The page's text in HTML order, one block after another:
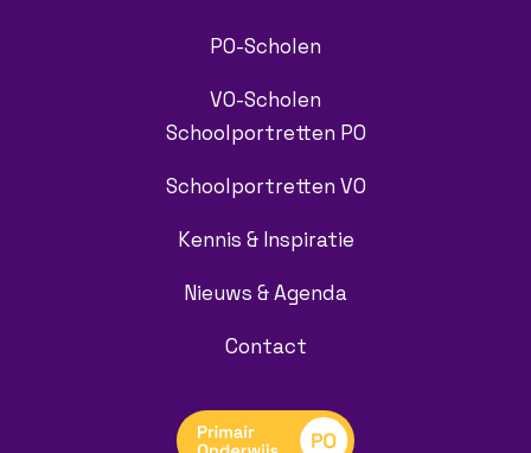
PO-Scholen
VO-Scholen
Schoolportretten PO
Schoolportretten VO
Kennis & Inspiratie
Nieuws & Agenda
Contact